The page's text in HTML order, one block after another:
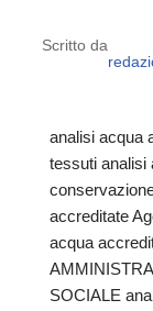
Scritto da
analisi acqua
tessuti analisi
accreditate
acqua
SOCIALE